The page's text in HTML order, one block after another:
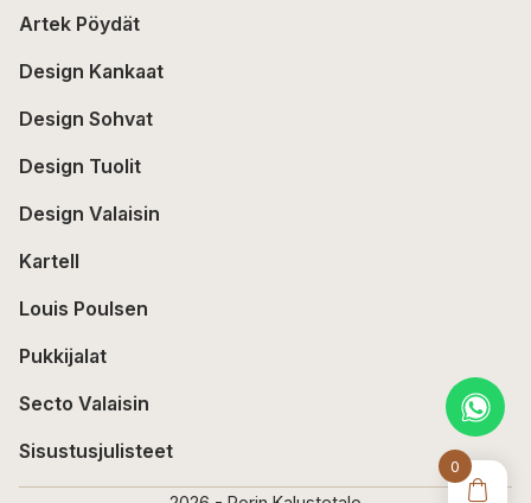
0
Artek Pöydät
Design Kankaat
Design Sohvat
Design Tuolit
Design Valaisin
Kartell
Louis Poulsen
Pukkijalat
Secto Valaisin
Sisustusjulisteet